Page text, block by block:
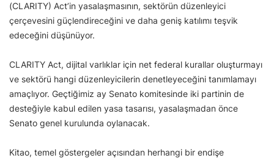
(CLARITY) Act’in yasalaşmasının, sektörün düzenleyici
çerçevesini güçlendireceğini ve daha geniş katılımı teşvik
edeceğini düşünüyor.
CLARITY Act, dijital varlıklar için net federal kurallar oluşturmayı
ve sektörü hangi düzenleyicilerin denetleyeceğini tanımlamayı
amaçlıyor. Geçtiğimiz ay Senato komitesinde iki partinin de
desteğiyle kabul edilen yasa tasarısı, yasalaşmadan önce
Senato genel kurulunda oylanacak.
Kitao, temel göstergeler açısından herhangi bir endişe